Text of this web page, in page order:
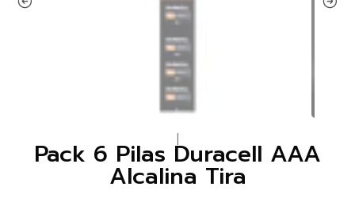
Pack 6 Pilas Duracell AAA
Alcalina Tira